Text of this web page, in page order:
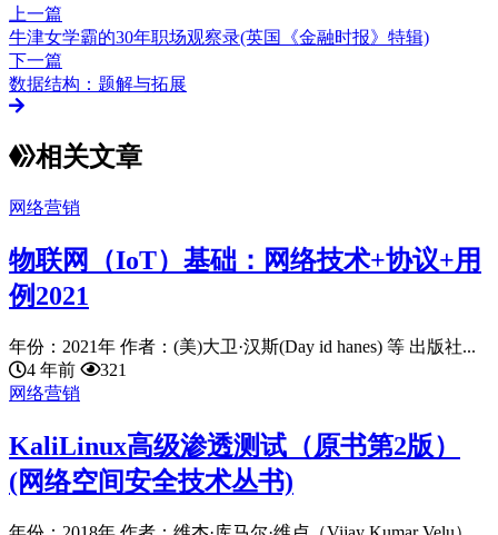
上一篇
牛津女学霸的30年职场观察录(英国《金融时报》特辑)
下一篇
数据结构：题解与拓展
相关文章
网络营销
物联网（IoT）基础：网络技术+协议+用
例2021
年份：2021年 作者：(美)大卫·汉斯(Day id hanes) 等 出版社...
4 年前
321
网络营销
KaliLinux高级渗透测试（原书第2版）
(网络空间安全技术丛书)